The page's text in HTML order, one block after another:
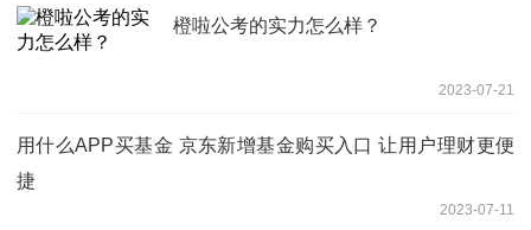
橙啦公考的实力怎么样？
2023-07-21
用什么APP买基金 京东新增基金购买入口 让用户理财更便
捷
2023-07-11